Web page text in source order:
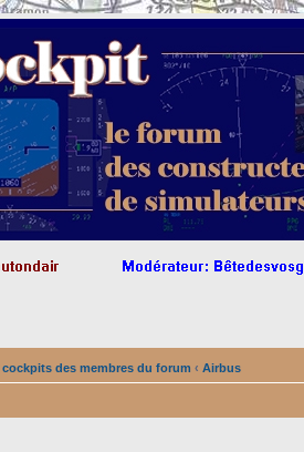
cockpits des membres du forum ‹ Airbus